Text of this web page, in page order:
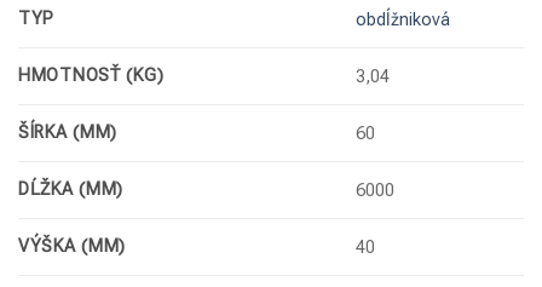
TYP obdĺžniková
HMOTNOSŤ (KG) 3,04
ŠÍRKA (MM) 60
DĹŽKA (MM) 6000
VÝŠKA (MM) 40